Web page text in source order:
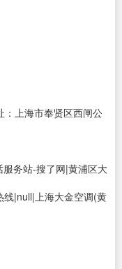
：上海市奉贤区西闸公
务站-搜了网|黄浦区大
|null|上海大金空调(黄